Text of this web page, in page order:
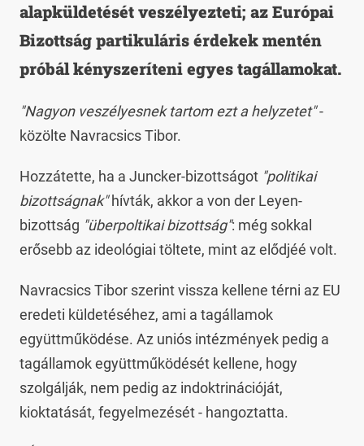
alapküldetését veszélyezteti; az Európai
Bizottság partikuláris érdekek mentén
próbál kényszeríteni egyes tagállamokat.
"Nagyon veszélyesnek tartom ezt a helyzetet"-
közölte Navracsics Tibor.
Hozzátette, ha a Juncker-bizottságot "politikai
bizottságnak"hívták, akkor a von der Leyen-
bizottság "überpoltikai bizottság": még sokkal
erősebb az ideológiai töltete, mint az elődjéé volt.
Navracsics Tibor szerint vissza kellene térni az EU
eredeti küldetéséhez, ami a tagállamok
együttműködése. Az uniós intézmények pedig a
tagállamok együttműködését kellene, hogy
szolgálják, nem pedig az indoktrinációját,
kioktatását, fegyelmezését - hangoztatta.